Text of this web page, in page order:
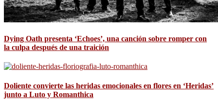
Dying Oath presenta ‘Echoes’, una canción sobre romper con
la culpa después de una traición
Doliente convierte las heridas emocionales en flores en ‘Heridas’
junto a Luto y Romanthica